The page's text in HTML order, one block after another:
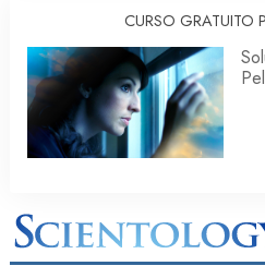
CURSO GRATUITO